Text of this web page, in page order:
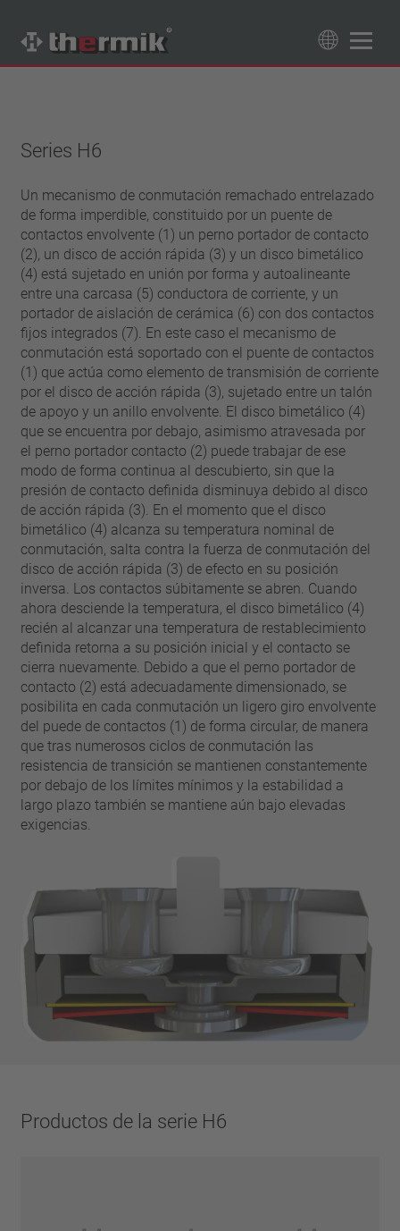
normalmente cerrado
normalmente abierto
Gama de temperatura
temperatura estándar (60 – 200 °C)
temperatura alta (205 – 250 °C)
Clase de potencia
1,6 A – 7,5 A
4 A – 25 A
13,5 A – 42 A
25 A – 75 A
Reposición
reinicio automático
enclavamiento (no reinicio automático)
Aislamiento
con aislamiento
sin aislamiento
Conexión
conductor
filamento
Aprobaciones
VDE
UL
ENEC
IEC
CSA
CQC
CMJ
aplicar filtros
Eliminar filtro
filtros estrechos
Series H6
Un mecanismo de conmutación remachado entrelazado
de forma imperdible, constituido por un puente de
contactos envolvente (1) un perno portador de contacto
(2), un disco de acción rápida (3) y un disco bimetálico
(4) está sujetado en unión por forma y autoalineante
entre una carcasa (5) conductora de corriente, y un
portador de aislación de cerámica (6) con dos contactos
fijos integrados (7). En este caso el mecanismo de
conmutación está soportado con el puente de contactos
(1) que actúa como elemento de transmisión de corriente
por el disco de acción rápida (3), sujetado entre un talón
de apoyo y un anillo envolvente. El disco bimetálico (4)
que se encuentra por debajo, asimismo atravesada por
el perno portador contacto (2) puede trabajar de ese
modo de forma continua al descubierto, sin que la
presión de contacto definida disminuya debido al disco
de acción rápida (3). En el momento que el disco
bimetálico (4) alcanza su temperatura nominal de
conmutación, salta contra la fuerza de conmutación del
disco de acción rápida (3) de efecto en su posición
inversa. Los contactos súbitamente se abren. Cuando
ahora desciende la temperatura, el disco bimetálico (4)
recién al alcanzar una temperatura de restablecimiento
definida retorna a su posición inicial y el contacto se
cierra nuevamente. Debido a que el perno portador de
contacto (2) está adecuadamente dimensionado, se
posibilita en cada conmutación un ligero giro envolvente
del puede de contactos (1) de forma circular, de manera
que tras numerosos ciclos de conmutación las
resistencia de transición se mantienen constantemente
por debajo de los límites mínimos y la estabilidad a
largo plazo también se mantiene aún bajo elevadas
exigencias.
Productos de la serie H6